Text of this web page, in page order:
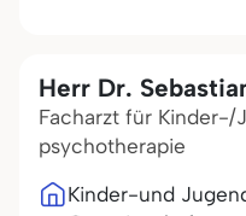
Herr Dr.
Facharzt für
psychotherapie
Kinder-und